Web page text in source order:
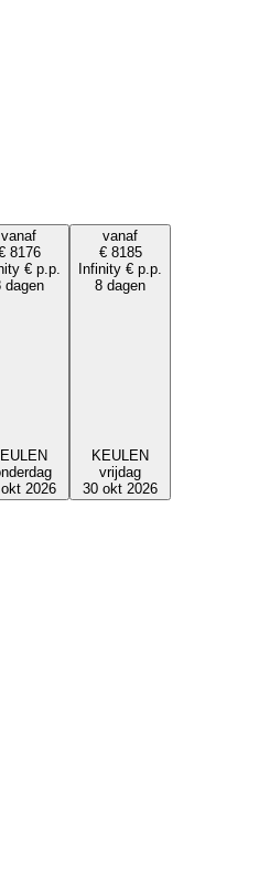
vanaf
8176
€ p.p.
dagen
2026
vanaf
€ 8185
Infinity € p.p.
8 dagen
KEULEN
vrijdag
30 okt 2026